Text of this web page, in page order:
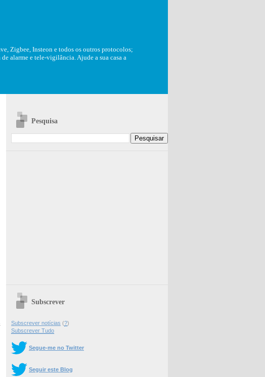
Zigbee, Insteon e todos os outros protocolos;
alarme e tele-vigilância. Ajude a sua casa a
Pesquisa
Subscrever
Subscrever notícias (?)
Subscrever Tudo
Segue-me no Twitter
Seguir este Blog